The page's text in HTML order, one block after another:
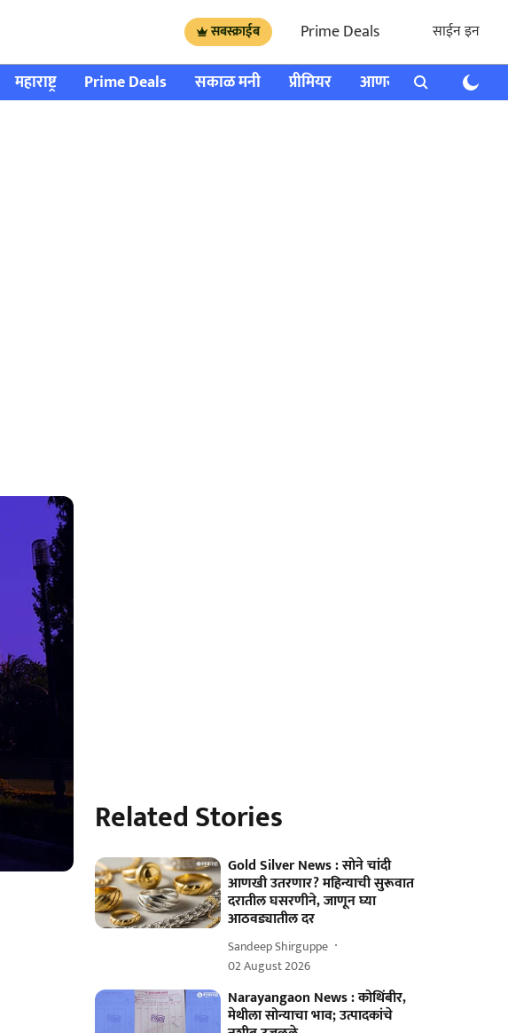
सबस्क्राईब Prime Deals साईन इन
महाराष्ट्र Prime Deals सकाळ मनी प्रीमियर आणखी राशी भविष्य
Related Stories
Gold Silver News : सोने चांदी
आणखी उतरणार? महिन्याची सुरूवात
दरातील घसरणीने, जाणून घ्या
आठवड्यातील दर
Sandeep Shirguppe
02 August 2026
Narayangaon News : कोथिंबीर,
मेथीला सोन्याचा भाव; उत्पादकांचे